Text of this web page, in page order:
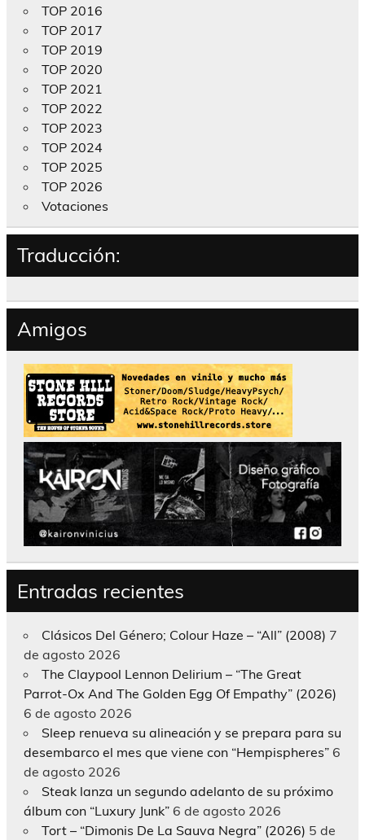
TOP 2016
TOP 2017
TOP 2019
TOP 2020
TOP 2021
TOP 2022
TOP 2023
TOP 2024
TOP 2025
TOP 2026
Votaciones
Traducción:
Amigos
Entradas recientes
Clásicos Del Género; Colour Haze – “All” (2008) 7
de agosto 2026
The Claypool Lennon Delirium – “The Great
Parrot-Ox And The Golden Egg Of Empathy” (2026)
6 de agosto 2026
Sleep renueva su alineación y se prepara para su
desembarco el mes que viene con “Hempispheres” 6
de agosto 2026
Steak lanza un segundo adelanto de su próximo
álbum con “Luxury Junk” 6 de agosto 2026
Tort – “Dimonis De La Sauva Negra” (2026) 5 de